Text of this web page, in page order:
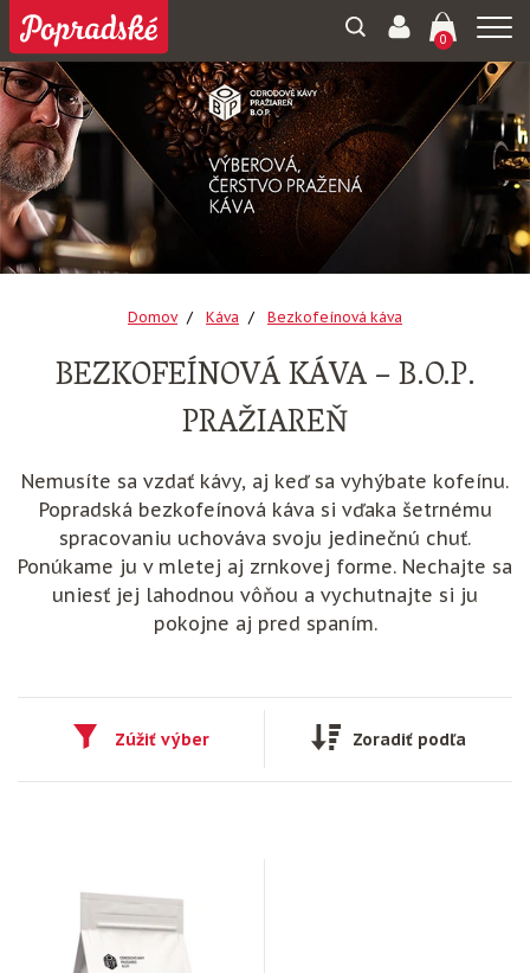
0
Domov Káva Bezkofeínová káva
BEZKOFEÍNOVÁ KÁVA – B.O.P.
PRAŽIAREŇ
Nemusíte sa vzdať kávy, aj keď sa vyhýbate kofeínu.
Popradská bezkofeínová káva si vďaka šetrnému
spracovaniu uchováva svoju jedinečnú chuť.
Ponúkame ju v mletej aj zrnkovej forme. Nechajte sa
uniesť jej lahodnou vôňou a vychutnajte si ju
pokojne aj pred spaním.
Zúžiť výber Zoradiť podľa